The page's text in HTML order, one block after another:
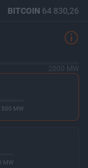
BITCOIN64 830,26
2000 MW
500 MW
MW